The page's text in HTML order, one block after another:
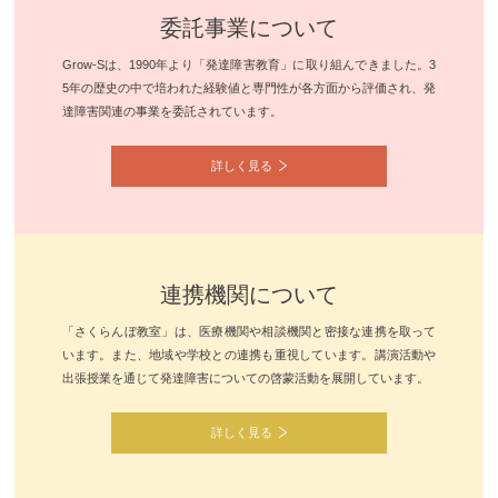
委託事業について
Grow-Sは、1990年より「発達障害教育」に取り組んできました。3
5年の歴史の中で培われた経験値と専門性が各方面から評価され、発
達障害関連の事業を委託されています。
詳しく見る
連携機関について
「さくらんぼ教室」は、医療機関や相談機関と密接な連携を取って
います。また、地域や学校との連携も重視しています。講演活動や
出張授業を通じて発達障害についての啓蒙活動を展開しています。
詳しく見る